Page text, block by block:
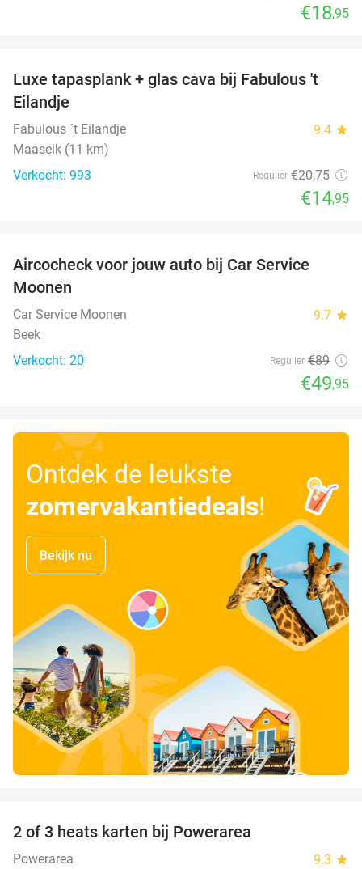
€18,95
28%
Luxe tapasplank + glas cava bij Fabulous 't
Eilandje
Fabulous ´t Eilandje 9.4 star
Maaseik (11 km)
Verkocht: 993
Regulier €20,75
€14,95
Aircocheck voor jouw auto bij Car Service
Moonen
Car Service Moonen 9.7 star
Beek
Verkocht: 20
Regulier €89
€49,95
Ontdek de leukste
zomervakantiedeals!
Bekijk nu
2 of 3 heats karten bij Powerarea
Powerarea 9.3 star